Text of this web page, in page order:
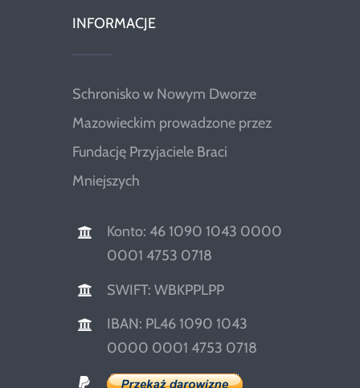
INFORMACJE
Schronisko w Nowym Dworze
Mazowieckim prowadzone przez
Fundację Przyjaciele Braci
Mniejszych
Konto: 46 1090 1043 0000
0001 4753 0718
SWIFT: WBKPPLPP
IBAN: PL46 1090 1043
0000 0001 4753 0718